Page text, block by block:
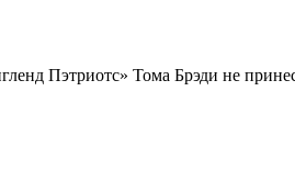
Пэтриотс» Тома Брэди не